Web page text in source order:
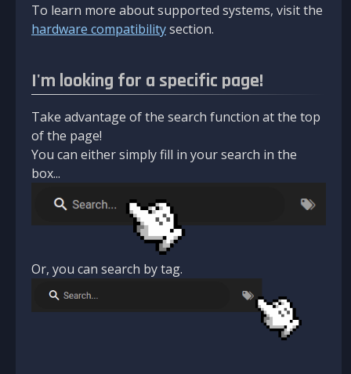
To learn more about supported systems, visit the
hardware compatibilitysection.
I'm looking for a specific page!
Take advantage of the search function at the top
of the page!
You can either simply fill in your search in the
box...
Or, you can search by tag.